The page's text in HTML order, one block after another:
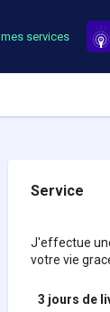
services
Service
J'effectue
votre vie
3 jours de